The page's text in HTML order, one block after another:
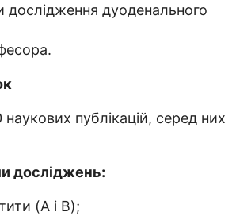
дослідження дуоденального
публікацій, серед них
досліджень:
(A і B);